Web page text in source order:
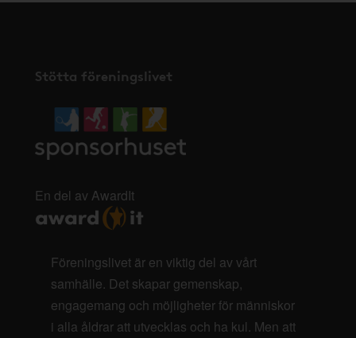
Stötta föreningslivet
En del av AwardIt
Föreningslivet är en viktig del av vårt
samhälle. Det skapar gemenskap,
engagemang och möjligheter för människor
i alla åldrar att utvecklas och ha kul. Men att